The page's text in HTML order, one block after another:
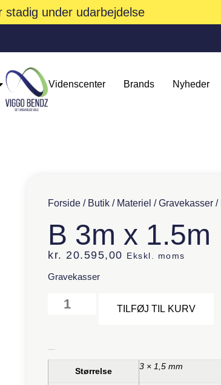
stadig under udarbejdelse
Videnscenter Brands Nyheder
Forside / Butik / Materiel /Gravekasser /
B 3m x 1.5m
kr. 20.595,00 Ekskl. moms
Gravekasser
TILFØJ TIL KURV
Størrelse 3 × 1,5 mm